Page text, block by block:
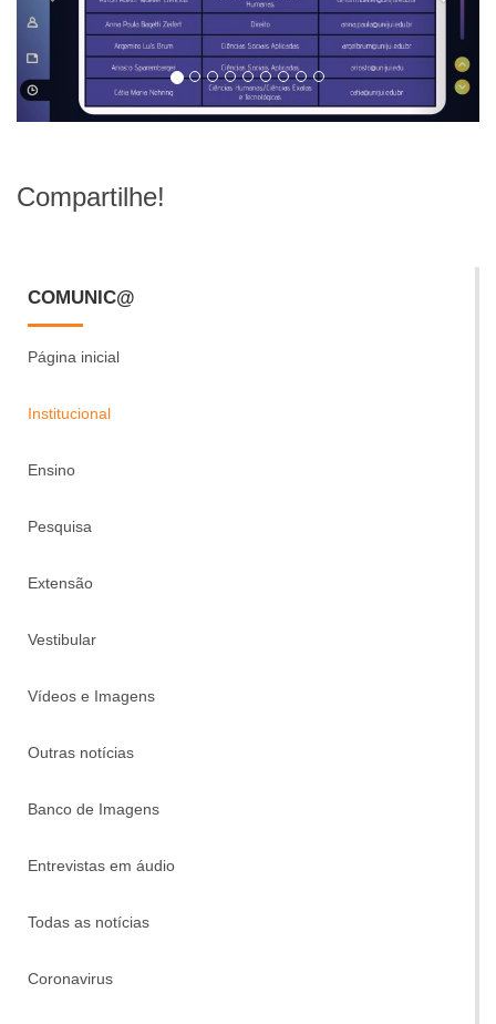
Compartilhe!
COMUNIC@
Página inicial
Institucional
Ensino
Pesquisa
Extensão
Vestibular
Vídeos e Imagens
Outras notícias
Banco de Imagens
Entrevistas em áudio
Todas as notícias
Coronavirus